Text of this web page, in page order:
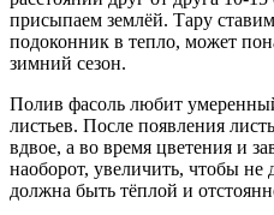
присыпаем землёй. Тару
подоконник в тепло, может
зимний сезон.
Полив фасоль любит
листьев. После появления
вдвое, а во время цветения и
наоборот, увеличить, чтобы не
должна быть тёплой и